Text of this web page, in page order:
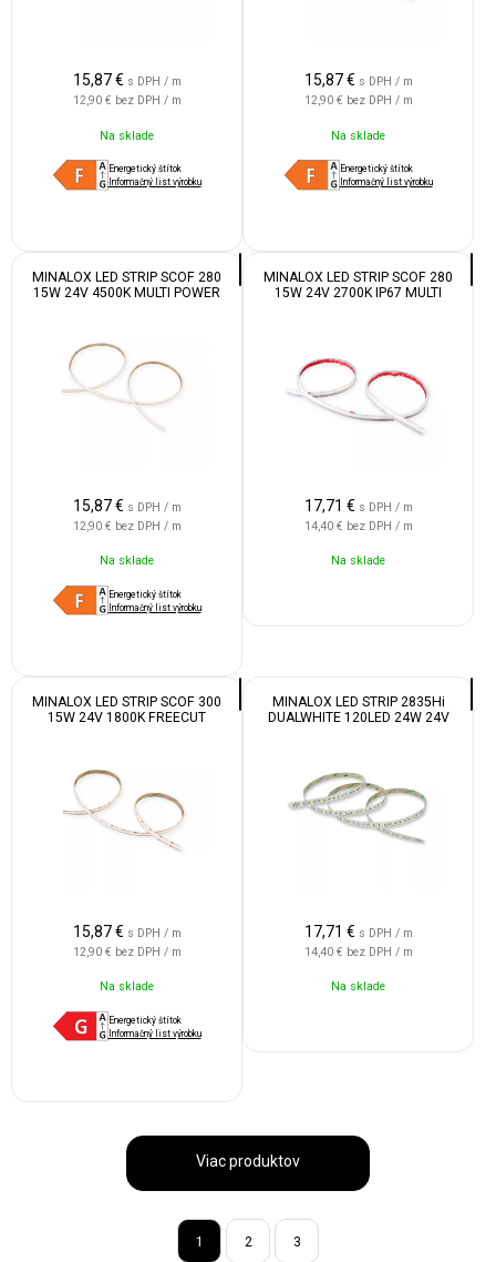
15,87 € s DPH / m
12,90 € bez DPH / m
Na sklade
Energetický štítok
Informačný list výrobku
15,87 € s DPH / m
12,90 € bez DPH / m
Na sklade
Energetický štítok
Informačný list výrobku
MINALOX LED STRIP SCOF 280
15W 24V 4500K MULTI POWER
15,87 € s DPH / m
12,90 € bez DPH / m
Na sklade
Energetický štítok
Informačný list výrobku
MINALOX LED STRIP SCOF 280
15W 24V 2700K IP67 MULTI
17,71 € s DPH / m
14,40 € bez DPH / m
Na sklade
MINALOX LED STRIP SCOF 300
15W 24V 1800K FREECUT
15,87 € s DPH / m
12,90 € bez DPH / m
Na sklade
Energetický štítok
Informačný list výrobku
MINALOX LED STRIP 2835Hi
DUALWHITE 120LED 24W 24V
17,71 € s DPH / m
14,40 € bez DPH / m
Na sklade
Viac produktov
1 2 3